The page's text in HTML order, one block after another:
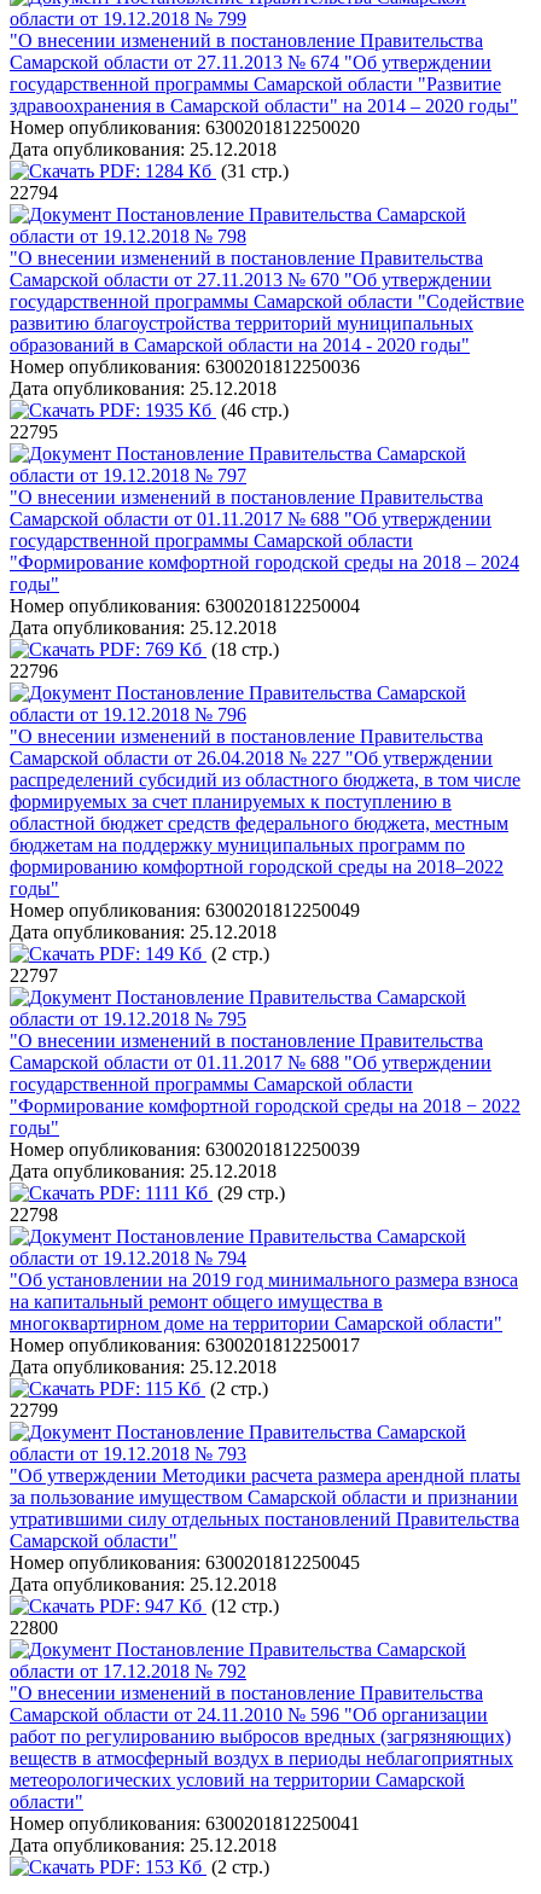
области от 19.12.2018 № 799
"О внесении изменений в постановление Правительства
Самарской области от 27.11.2013 № 674 "Об утверждении
государственной программы Самарской области "Развитие
здравоохранения в Самарской области" на 2014 – 2020 годы"
Номер опубликования: 6300201812250020
Дата опубликования: 25.12.2018
PDF: 1284 Кб (31 стр.)
22794
Постановление Правительства Самарской
области от 19.12.2018 № 798
"О внесении изменений в постановление Правительства
Самарской области от 27.11.2013 № 670 "Об утверждении
государственной программы Самарской области "Содействие
развитию благоустройства территорий муниципальных
образований в Самарской области на 2014 - 2020 годы"
Номер опубликования: 6300201812250036
Дата опубликования: 25.12.2018
PDF: 1935 Кб (46 стр.)
22795
Постановление Правительства Самарской
области от 19.12.2018 № 797
"О внесении изменений в постановление Правительства
Самарской области от 01.11.2017 № 688 "Об утверждении
государственной программы Самарской области
"Формирование комфортной городской среды на 2018 – 2024
годы"
Номер опубликования: 6300201812250004
Дата опубликования: 25.12.2018
PDF: 769 Кб (18 стр.)
22796
Постановление Правительства Самарской
области от 19.12.2018 № 796
"О внесении изменений в постановление Правительства
Самарской области от 26.04.2018 № 227 "Об утверждении
распределений субсидий из областного бюджета, в том числе
формируемых за счет планируемых к поступлению в
областной бюджет средств федерального бюджета, местным
бюджетам на поддержку муниципальных программ по
формированию комфортной городской среды на 2018–2022
годы"
Номер опубликования: 6300201812250049
Дата опубликования: 25.12.2018
PDF: 149 Кб (2 стр.)
22797
Постановление Правительства Самарской
области от 19.12.2018 № 795
"О внесении изменений в постановление Правительства
Самарской области от 01.11.2017 № 688 "Об утверждении
государственной программы Самарской области
"Формирование комфортной городской среды на 2018 − 2022
годы"
Номер опубликования: 6300201812250039
Дата опубликования: 25.12.2018
PDF: 1111 Кб (29 стр.)
22798
Постановление Правительства Самарской
области от 19.12.2018 № 794
"Об установлении на 2019 год минимального размера взноса
на капитальный ремонт общего имущества в
многоквартирном доме на территории Самарской области"
Номер опубликования: 6300201812250017
Дата опубликования: 25.12.2018
PDF: 115 Кб (2 стр.)
22799
Постановление Правительства Самарской
области от 19.12.2018 № 793
"Об утверждении Методики расчета размера арендной платы
за пользование имуществом Самарской области и признании
утратившими силу отдельных постановлений Правительства
Самарской области"
Номер опубликования: 6300201812250045
Дата опубликования: 25.12.2018
PDF: 947 Кб (12 стр.)
22800
Постановление Правительства Самарской
области от 17.12.2018 № 792
"О внесении изменений в постановление Правительства
Самарской области от 24.11.2010 № 596 "Об организации
работ по регулированию выбросов вредных (загрязняющих)
веществ в атмосферный воздух в периоды неблагоприятных
метеорологических условий на территории Самарской
области"
Номер опубликования: 6300201812250041
Дата опубликования: 25.12.2018
PDF: 153 Кб (2 стр.)